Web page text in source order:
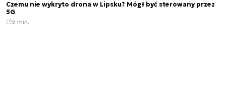
Czemu nie wykryto drona w Lipsku? Mógł być sterowany przez
5G
5 min.